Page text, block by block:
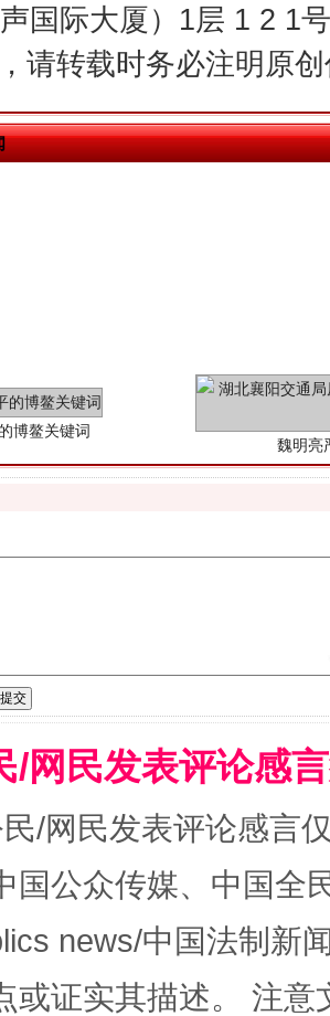
国际大厦）1层 1 2 1
请转载时务必注明原
域中谋全局
今
五大"原罪" "炒
/网民发表评论感
/网民发表评论感言
国公众传媒、中国全
news/中国法制新
或证实其描述。 注